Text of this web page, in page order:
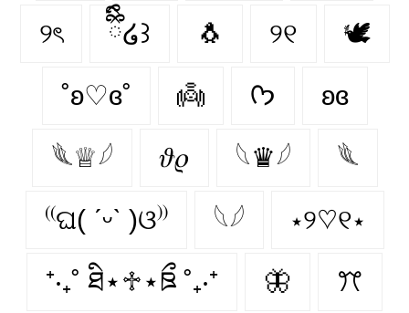
୨ৎ ྀིྀི໒꒱ 🐧 ୨୧ 🕊️
˚ʚ♡ɞ˚ 👼 ᡣ𐭩 ʚɞ
𓆰♕𓆪 𝜗𝜚 𓆩♛𓆪 𓆰
⁽⁽ଘ( ˊᵕˋ )ଓ⁾⁾ 𓆩𓆪 ⋆୨♡୧⋆
⁺‧₊˚ ཐི⋆♱⋆ཋྀ ˚₊‧⁺ 🦋 ꔫ